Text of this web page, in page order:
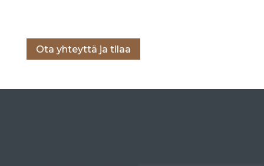
Ota yhteyttä ja tilaa